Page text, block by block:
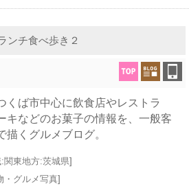
ンチ食べ歩き２
くば市中心に飲食店やレストラ
キなどのお菓子の情報を、一般客
描くグルメブログ。
関東地方:茨城県]
・グルメ写真]